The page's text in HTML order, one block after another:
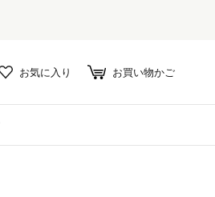
お気に入り お買い物かご